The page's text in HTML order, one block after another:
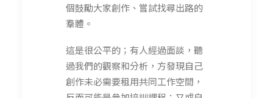
個鼓勵大家創作、嘗試找尋出路的
羣體。
這是很公平的；有人經過面談，聽
過我們的觀察和分析，方發現自己
創作未必需要租用共同工作空間，